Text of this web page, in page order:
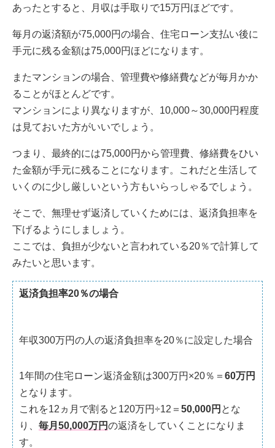
あったとすると、月収は手取りで15万円ほどです。
毎月の返済額が75,000円の場合、住宅ローン支払い後に
手元に残る金額は75,000円ほどになります。
またマンションの場合、管理費や修繕費などが毎月かか
ることがほとんどです。
マンションにより異なりますが、10,000～30,000円程度
は見ておいた方がいいでしょう。
つまり、最終的には75,000円から管理費、修繕費をひい
た金額が手元に残ることになります。これだと生活して
いくのに少し厳しいという方もいらっしゃるでしょう。
そこで、無理せず返済していくためには、返済負担率を
下げるようにしましょう。
ここでは、負担が少ないと言われている20％で計算して
みたいと思います。
返済負担率20％の場合
年収300万円の人の返済負担率を20％に設定した場合
1年間の住宅ローン返済金額は300万円×20％＝ 60万円
となります。
これを12ヵ月で割ると120万円÷12＝ 50,000円 とな
り、 毎月50,000万円の返済をしていくことになりま
す。